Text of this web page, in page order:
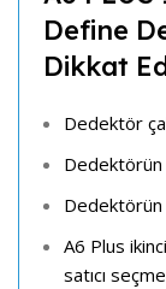
Define
Dikkat
Dedektör
Dedektörün
Dedektörün
A6 Plus
satıcı